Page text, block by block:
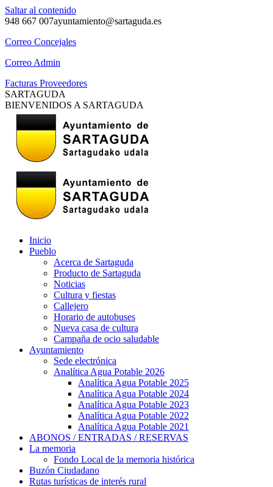
Saltar al contenido
948 667 007ayuntamiento@sartaguda.es
Correo Concejales
Correo Admin
Facturas Proveedores
SARTAGUDA
BIENVENIDOS A SARTAGUDA
Inicio
Pueblo
Acerca de Sartaguda
Producto de Sartaguda
Noticias
Cultura y fiestas
Callejero
Horario de autobuses
Nueva casa de cultura
Campaña de ocio saludable
Ayuntamiento
Sede electrónica
Analítica Agua Potable 2026
Analítica Agua Potable 2025
Analítica Agua Potable 2024
Analítica Agua Potable 2023
Analítica Agua Potable 2022
Analítica Agua Potable 2021
ABONOS / ENTRADAS / RESERVAS
La memoria
Fondo Local de la memoria histórica
Buzón Ciudadano
Rutas turísticas de interés rural